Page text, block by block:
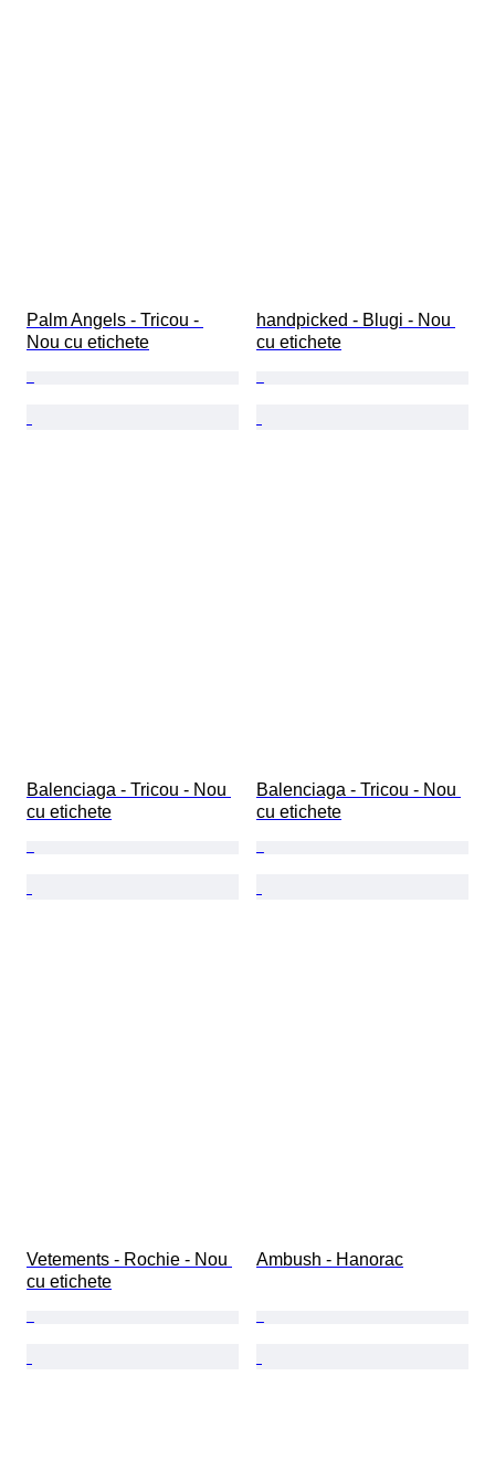
Palm Angels - Tricou -
Nou cu etichete
handpicked - Blugi - Nou
cu etichete
Balenciaga - Tricou - Nou
cu etichete
Balenciaga - Tricou - Nou
cu etichete
Vetements - Rochie - Nou
cu etichete
Ambush - Hanorac